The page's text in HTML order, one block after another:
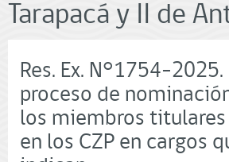
de
Tarapacá y II de
Res. Ex. N°1754-
proceso de
los miembros titulares
en los CZP en cargos